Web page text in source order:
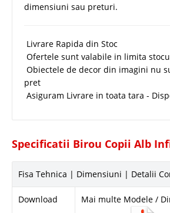
dimensiuni sau preturi.
Livrare Rapida din Stoc
Ofertele sunt valabile in limita
Obiectele de decor din imagini nu
pret
Asiguram Livrare in toata tara -
Specificatii Birou Copii Alb
Fisa Tehnica | Dimensiuni | Detalii
Download Mai multe Modele /